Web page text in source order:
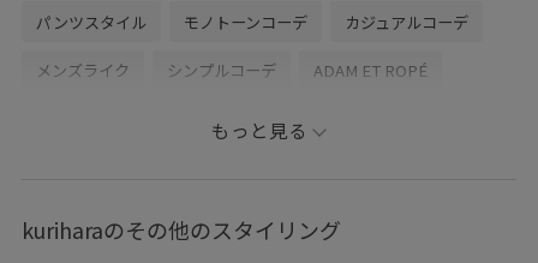
パンツスタイル モノトーンコーデ カジュアルコーデ
メンズライク シンプルコーデ ADAM ET ROPÉ
混合 高身長
ショルダーバッグ シューズ サンダル
もっと見る
kuriharaのその他のスタイリング